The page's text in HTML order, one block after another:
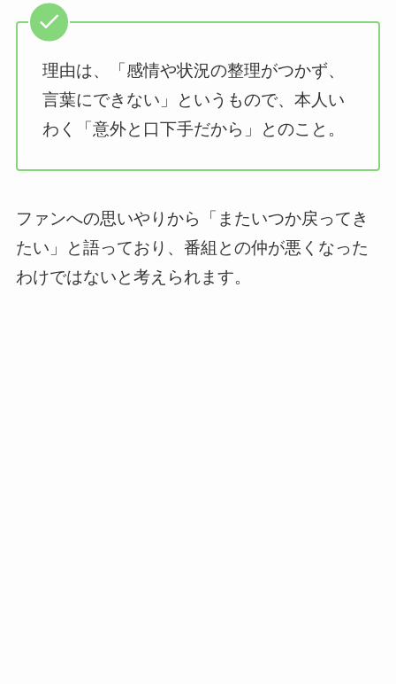
理由は、「感情や状況の整理がつかず、
言葉にできない」というもので、本人い
わく「意外と口下手だから」とのこと。
ファンへの思いやりから「またいつか戻ってき
たい」と語っており、番組との仲が悪くなった
わけではないと考えられます。